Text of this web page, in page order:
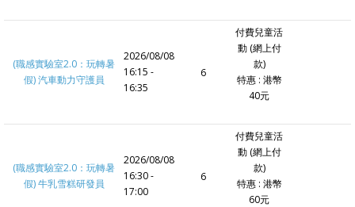
(職感實驗室2.0：玩轉暑
假) 汽車動力守護員
2026/08/08
16:15 -
16:35
6
付費兒童活
動 (網上付
款)
特惠 : 港幣
40元
(職感實驗室2.0：玩轉暑
假) 牛乳雪糕研發員
2026/08/08
16:30 -
17:00
6
付費兒童活
動 (網上付
款)
特惠 : 港幣
60元